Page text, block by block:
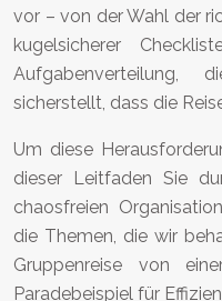
vor – von der Wahl der
kugelsicherer
Aufgabenverteilung,
sicherstellt, dass die
Um diese
dieser Leitfaden Sie
chaosfreien
die Themen, die wir
Gruppenreise von
Paradebeispiel für